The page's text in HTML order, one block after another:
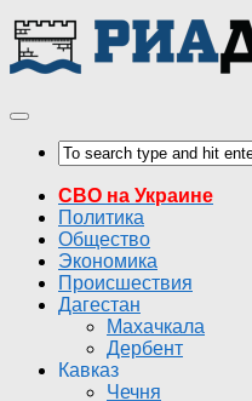
СВО на Украине
Политика
Общество
Экономика
Происшествия
Дагестан
Махачкала
Дербент
Кавказ
Чечня